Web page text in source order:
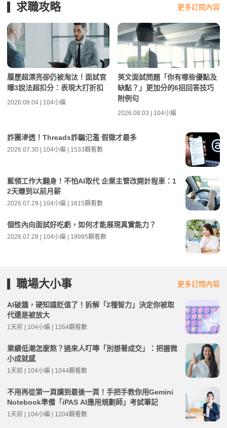
求職攻略 更多訂閱內容
履歷超漂亮卻仍被淘汰！面試官
曝3說法超扣分：表現大打折扣
2026.08.04 | 104小編
英文面試問題「你有哪些優點及
缺點？」更加分的6招回答技巧
附例句
2026.08.03 | 104小編
詐團滲透！Threads詐騙氾濫 假徵才最多
2026.07.30 | 104小編 | 1533觀看數
藍領工作大翻身！不怕AI取代 企業主管改開計程車：1
2天賺到以前月薪
2026.07.29 | 104小編 | 1815觀看數
個性內向面試好吃虧，如何才能展現真實能力？
2026.07.28 | 104小編 | 19995觀看數
職場大小事 更多訂閱內容
AI破牆，硬知識貶值了！拆解「2種智力」決定你被取
代還是被放大
1天前 | 104小編 | 1264觀看數
業績低潮怎麼熬？過來人叮嚀「別想著成交」：把握微
小成就感
1天前 | 104小編 | 1044觀看數
不用再從第一頁讀到最後一頁！手把手教你用Gemini
Notebook準備「iPAS AI應用規劃師」考試筆記
1天前 | 104小編 | 1204觀看數